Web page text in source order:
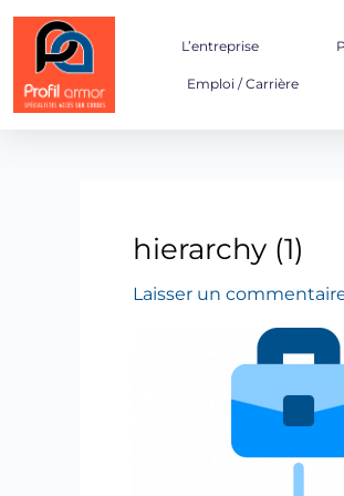
Aller
contenu
L’entreprise
Emploi / Carrière
hierarchy (1)
Laisser un